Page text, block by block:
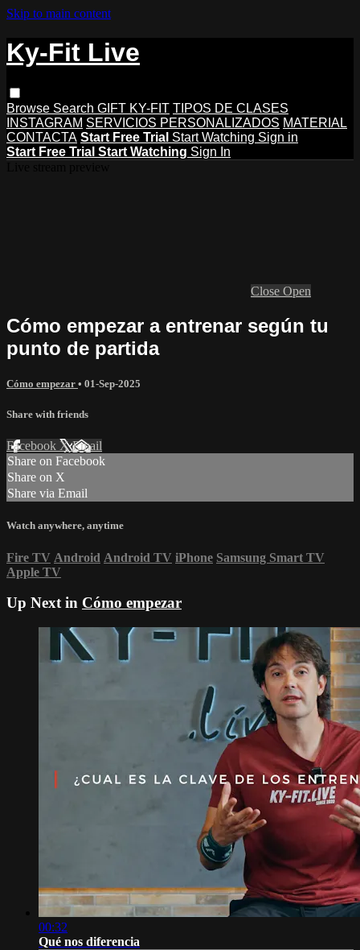
Skip to main content
Ky-Fit Live
Browse Search GIFT KY-FIT TIPOS DE CLASES
INSTAGRAM SERVICIOS PERSONALIZADOS MATERIAL
CONTACTA Start Free Trial Start Watching Sign in
Start Free Trial Start Watching Sign In
Close Open
Cómo empezar a entrenar según tu
punto de partida
Cómo empezar • 01-Sep-2025
Share with friends
Facebook XEmail
Share on Facebook
Share on X
Share via Email
Watch anywhere, anytime
Fire TV Android Android TV iPhone Samsung Smart TV
Apple TV
Up Next in Cómo empezar
00:32
Qué nos diferencia